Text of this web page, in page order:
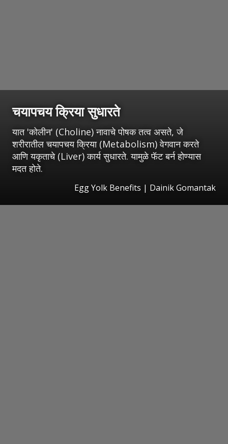
चयापचय क्रिया सुधारते
यात 'कोलीन' (Choline) नावाचे पोषक तत्व असते, जे
शरीरातील चयापचय क्रिया (Metabolism) वेगवान करते
आणि यकृताचे (Liver) कार्य सुधारते. यामुळे फॅट बर्न होण्यास
मदत होते.
Egg Yolk Benefits | Dainik Gomantak